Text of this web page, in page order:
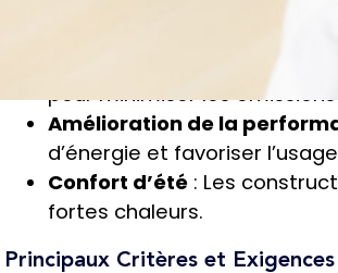
environnemental des nouvelles
Réduction de l’impact
pour minimiser les émissions
Amélioration de la
d’énergie et favoriser
Confort d’été : Les
fortes chaleurs.
Principaux Critères et Exigences